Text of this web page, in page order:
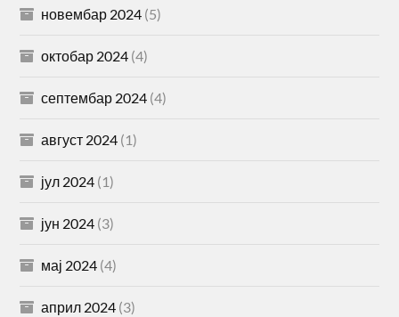
новембар 2024 (5)
октобар 2024 (4)
септембар 2024 (4)
август 2024 (1)
јул 2024 (1)
јун 2024 (3)
мај 2024 (4)
април 2024 (3)